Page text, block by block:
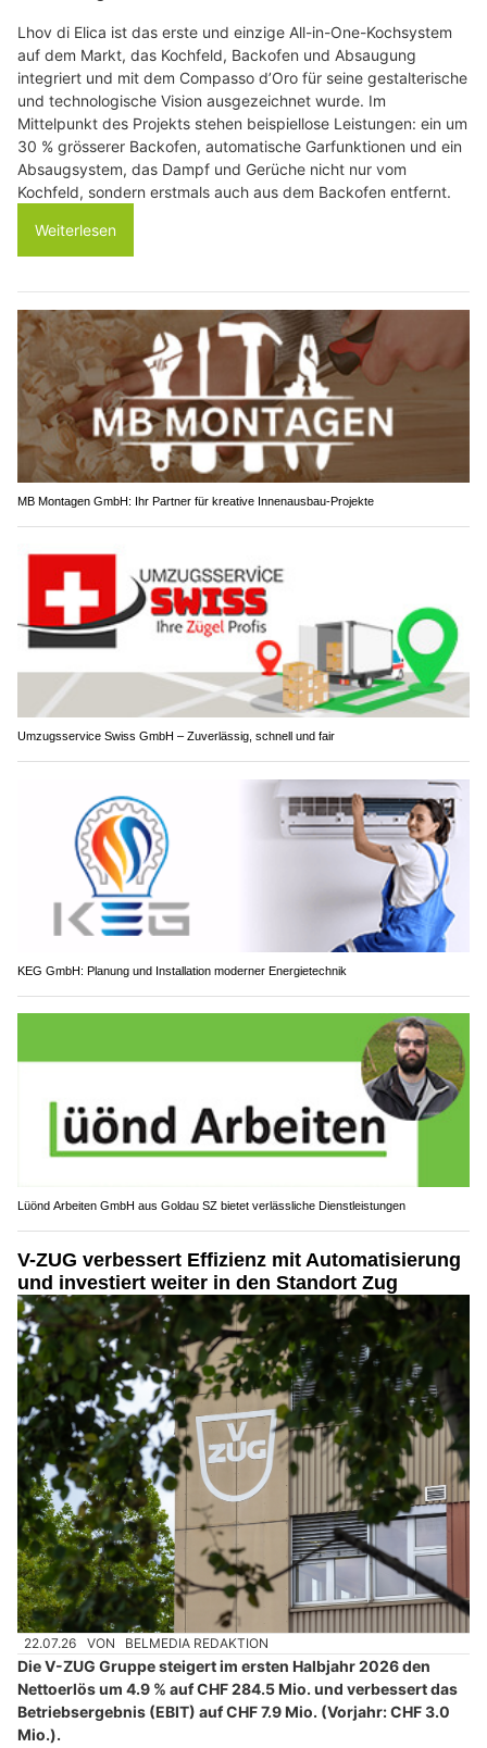
Lhov di Elica ist das erste und einzige All-in-One-Kochsystem
auf dem Markt, das Kochfeld, Backofen und Absaugung
integriert und mit dem Compasso d’Oro für seine gestalterische
und technologische Vision ausgezeichnet wurde. Im
Mittelpunkt des Projekts stehen beispiellose Leistungen: ein um
30 % grösserer Backofen, automatische Garfunktionen und ein
Absaugsystem, das Dampf und Gerüche nicht nur vom
Kochfeld, sondern erstmals auch aus dem Backofen entfernt.
Weiterlesen
MB Montagen GmbH: Ihr Partner für kreative Innenausbau-Projekte
Umzugsservice Swiss GmbH – Zuverlässig, schnell und fair
KEG GmbH: Planung und Installation moderner Energietechnik
Lüönd Arbeiten GmbH aus Goldau SZ bietet verlässliche Dienstleistungen
V-ZUG verbessert Effizienz mit Automatisierung
und investiert weiter in den Standort Zug
22.07.26 VON BELMEDIA REDAKTION
Die V-ZUG Gruppe steigert im ersten Halbjahr 2026 den
Nettoerlös um 4.9 % auf CHF 284.5 Mio. und verbessert das
Betriebsergebnis (EBIT) auf CHF 7.9 Mio. (Vorjahr: CHF 3.0
Mio.).